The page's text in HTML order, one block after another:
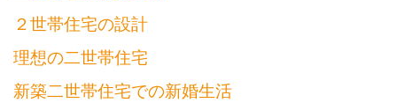
２世帯住宅の設計
理想の二世帯住宅
新築二世帯住宅での新婚生活